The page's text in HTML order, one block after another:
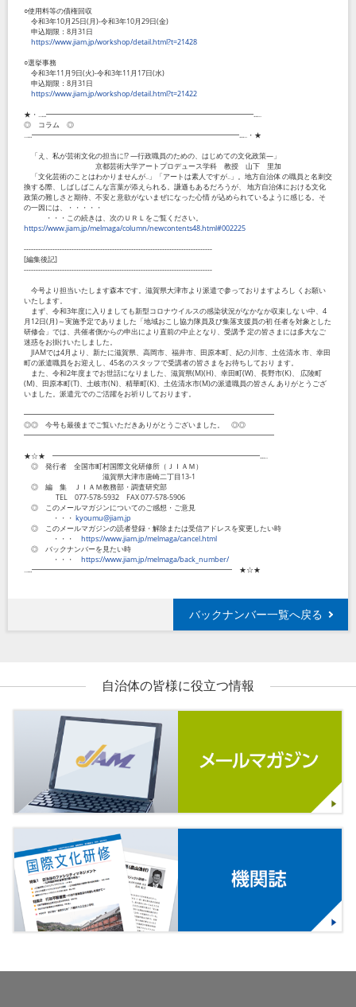
○使用料等の債権回収
令和3年10月25日(月)-令和3年10月29日(金)
申込期限：8月31日
https://www.jiam.jp/workshop/detail.html?t=21428
○選挙事務
令和3年11月9日(火)-令和3年11月17日(水)
申込期限：8月31日
https://www.jiam.jp/workshop/detail.html?t=21422
★・‥...━━━━━━━━━━━━━━━━━━━━━━━━━━━━━...‥
◎ コラム ◎
‥...━━━━━━━━━━━━━━━━━━━━━━━━━━━━━...‥・★
「え、私が芸術文化の担当に!? ―行政職員のための、はじめての文化政策―」
京都芸術大学アートプロデュース学科 教授 山下 里加
「文化芸術のことはわかりませんが‥」「アートは素人ですが‥」。地方自治体 の職員と名刺交
換する際、しばしばこんな言葉が添えられる。謙遜もあるだろうが、 地方自治体における文化
政策の難しさと期待、不安と意欲がないまぜになった心情 が込められているように感じる。そ
の一因には、・・・・・
・・・この続きは、次のＵＲＬをご覧ください。
https://www.jiam.jp/melmaga/column/newcontents48.html#002225
-------------------------------------------------------------------------------
[編集後記]
-------------------------------------------------------------------------------
今号より担当いたします森本です。滋賀県大津市より派遣で参っておりますよろし くお願い
いたします。
まず、令和3年度に入りましても新型コロナウイルスの感染状況がなかなか収束しな い中、4
月12日(月)～実施予定でありました「地域おこし協力隊員及び集落支援員の初 任者を対象とした
研修会」では、共催者側からの申出により直前の中止となり、受講予 定の皆さまには多大なご
迷惑をお掛けいたしました。
JIAMでは4月より、新たに滋賀県、高岡市、福井市、田原本町、紀の川市、土佐清水 市、幸田
町の派遣職員をお迎えし、45名のスタッフで受講者の皆さまをお待ちしており ます。
また、令和2年度までお世話になりました、滋賀県(M)(H)、幸田町(W)、長野市(K)、 広陵町
(M)、田原本町(T)、土岐市(N)、精華町(K)、土佐清水市(M)の派遣職員の皆さん ありがとうござ
いました。派遣元でのご活躍をお祈りしております。
━━━━━━━━━━━━━━━━━━━━━━━━━━━━━━━━━━━
◎◎ 今号も最後までご覧いただきありがとうございました。 ◎◎
━━━━━━━━━━━━━━━━━━━━━━━━━━━━━━━━━━━
★☆★ ━━━━━━━━━━━━━━━━━━━━━━━━━━━━━...‥
◎ 発行者 全国市町村国際文化研修所（ＪＩＡＭ）
滋賀県大津市唐崎二丁目13-1
◎ 編 集 ＪＩＡＭ教務部・調査研究部
TEL 077-578-5932 FAX 077-578-5906
◎ このメールマガジンについてのご感想・ご意見
・・・ kyoumu@jiam.jp
◎ このメールマガジンの読者登録・解除または受信アドレスを変更したい時
・・・ https://www.jiam.jp/melmaga/cancel.html
◎ バックナンバーを見たい時
・・・ https://www.jiam.jp/melmaga/back_number/
‥...━━━━━━━━━━━━━━━━━━━━━━━━━━━━ ★☆★
バックナンバー一覧へ戻る
自治体の皆様に役立つ情報